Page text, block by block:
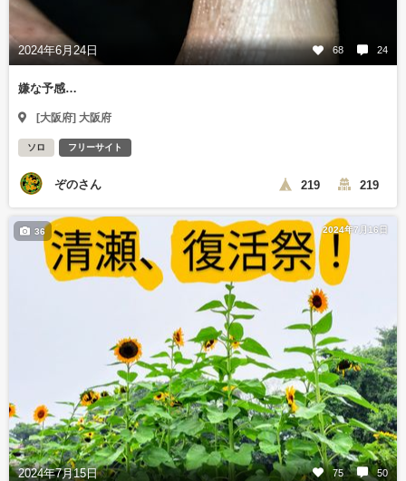
2024年6月24日 68 24
嫌な予感…
[大阪府] 大阪府
ソロ フリーサイト
ぞのさん 219 219
2024年7月16日
2024年7月15日 75 50
36